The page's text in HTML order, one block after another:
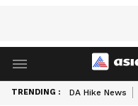
TRENDING : DA Hike News